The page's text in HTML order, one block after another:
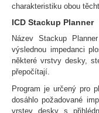
charakteristiku obou
ICD Stackup Planner
Název Stackup
výslednou impedanci
některé vrstvy desky,
přepočítají.
Program je určený pro
dosáhlo požadované
vrstev desky s